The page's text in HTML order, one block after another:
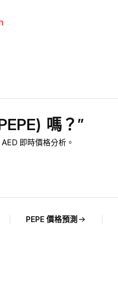
嗎？”
即時價格分析。
PEPE 價格預測